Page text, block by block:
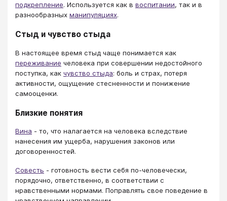
подкрепление. Используется как в воспитании, так и в
разнообразных манипуляциях.
Стыд и чувство стыда
В настоящее время стыд чаще понимается как
переживание человека при совершении недостойного
поступка, как чувство стыда: боль и страх, потеря
активности, ощущение стесненности и понижение
самооценки.
Близкие понятия
Вина - то, что налагается на человека вследствие
нанесения им ущерба, нарушения законов или
договоренностей.
Совесть - готовность вести себя по-человечески,
порядочно, ответственно, в соответствии с
нравственными нормами. Поправлять свое поведение в